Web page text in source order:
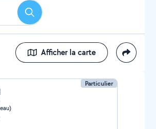
Rechercher
Afficher la carte
Particulier